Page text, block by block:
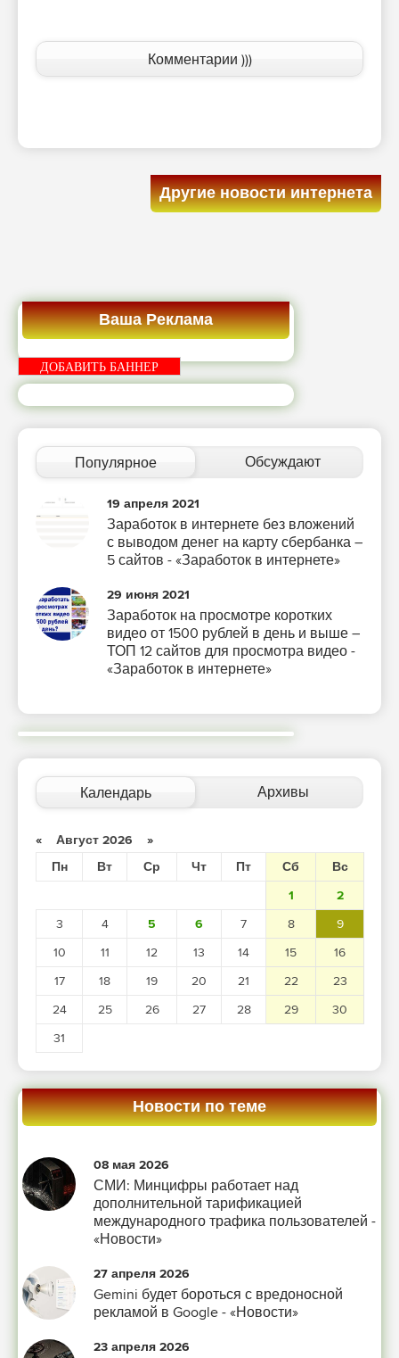
Комментарии )))
Другие новости интернета
Ваша Реклама
ДОБАВИТЬ БАННЕР
Популярное Обсуждают
19 апреля 2021
Заработок в интернете без вложений
с выводом денег на карту сбербанка –
5 сайтов - «Заработок в интернете»
29 июня 2021
Заработок на просмотре коротких
видео от 1500 рублей в день и выше –
ТОП 12 сайтов для просмотра видео -
«Заработок в интернете»
Календарь Архивы
« Август 2026 »
Пн
Вт Ср Чт Пт Сб
Вс
1
2
3
4 5 6 7 8
9
10
11 12 13 14 15
16
17
18 19 20 21 22
23
24
25 26 27 28 29
30
31
Новости по теме
08 мая 2026
СМИ: Минцифры работает над
дополнительной тарификацией
международного трафика пользователей -
«Новости»
27 апреля 2026
Gemini будет бороться с вредоносной
рекламой в Google - «Новости»
23 апреля 2026